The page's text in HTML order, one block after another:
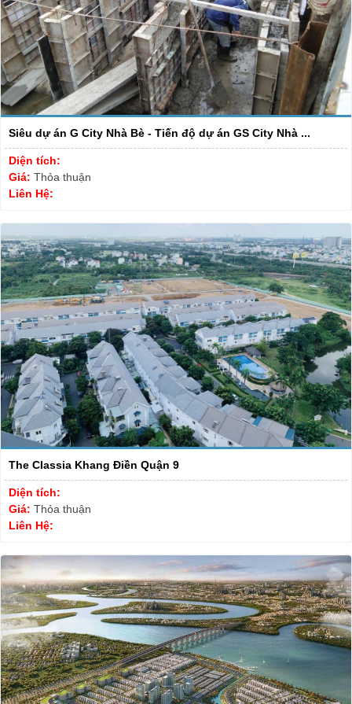
Siêu dự án G City Nhà Bè - Tiến độ dự án GS City Nhà ...
Diện tích:
Giá: Thỏa thuận
Liên Hệ:
The Classia Khang Điền Quận 9
Diện tích:
Giá: Thỏa thuận
Liên Hệ: